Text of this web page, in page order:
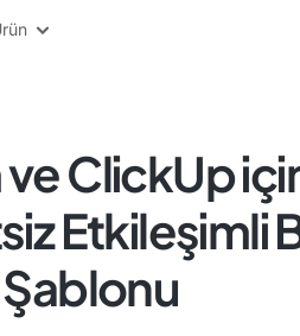
ClickUp
Etkileşimli